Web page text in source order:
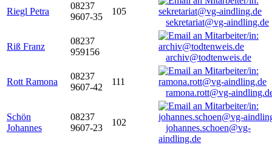
Riegl Petra
08237
9607-35
105
sekretariat@vg-aindling.de
Riß Franz
08237
959156
archiv@todtenweis.de
Rott Ramona
08237
9607-42
111
ramona.rott@vg-
Schön
Johannes
08237
9607-23
102
johannes.schoen@vg-
aindling.de